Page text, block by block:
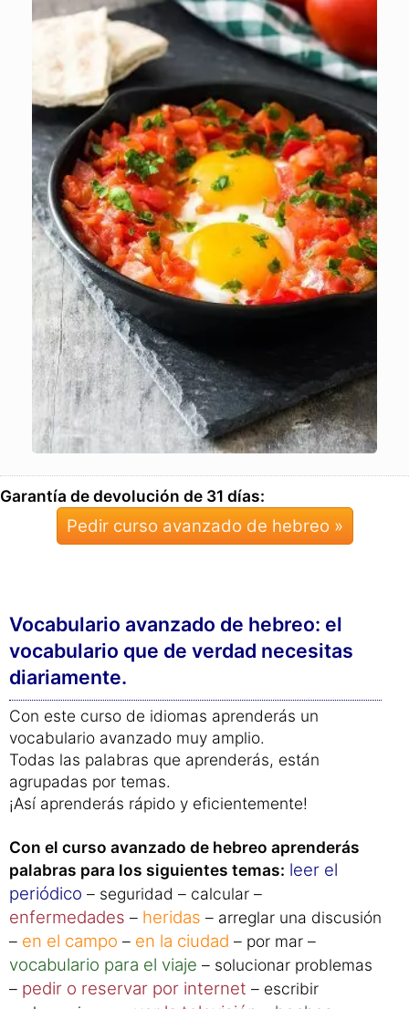
Pedir curso avanzado de hebreo »
Pedir curso avanzado de hebreo »
Vocabulario avanzado de hebreo: el
vocabulario que de verdad necesitas
diariamente.
Con este curso de idiomas aprenderás un
vocabulario avanzado muy amplio.
Todas las palabras que aprenderás, están
agrupadas por temas.
¡Así aprenderás rápido y eficientemente!
Con el curso avanzado de hebreo aprenderás
palabras para los siguientes temas:
leer el
periódico – seguridad – calcular –